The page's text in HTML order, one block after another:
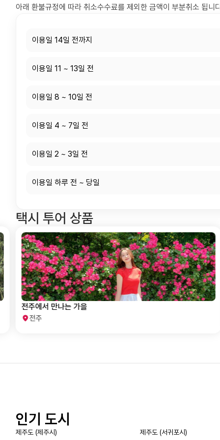
아래 환불규정에 따라 취소수수료를 제외한 금액이 부분취소 됩니
이용일 14일 전까지
이용일 11 ~ 13일 전
이용일 8 ~ 10일 전
이용일 4 ~ 7일 전
이용일 2 ~ 3일 전
이용일 하루 전 ~ 당일
택시 투어 상품
전주에서 만나는 가을
전주
인기 도시
제주도 (제주시) 제주도 (서귀포시)